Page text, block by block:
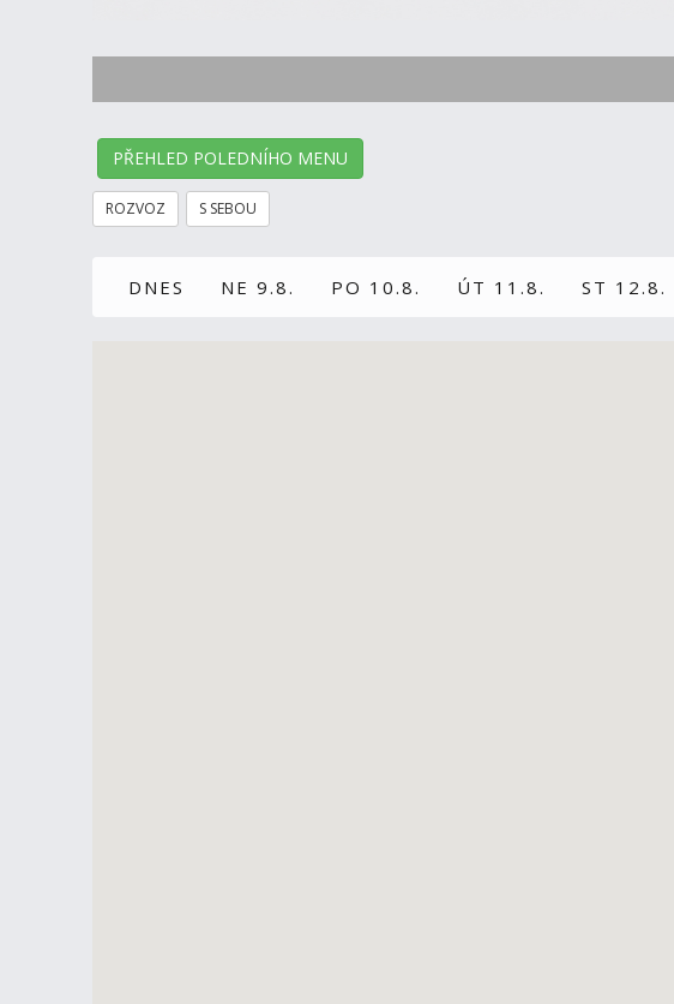
PŘEHLED POLEDNÍHO MENU
ROZVOZ S SEBOU
DNES NE 9.8. PO 10.8. ÚT 11.8. ST 12.8.